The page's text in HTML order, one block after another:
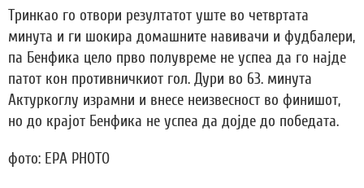
Тринкао го отвори резултатот уште во четвртата
минута и ги шокира домашните навивачи и фудбалери,
па Бенфика цело прво полувреме не успеа да го најде
патот кон противничкиот гол. Дури во 63. минута
Актуркоглу израмни и внесе неизвесност во финишот,
но до крајот Бенфика не успеа да дојде до победата.
фото: EPA PHOTO